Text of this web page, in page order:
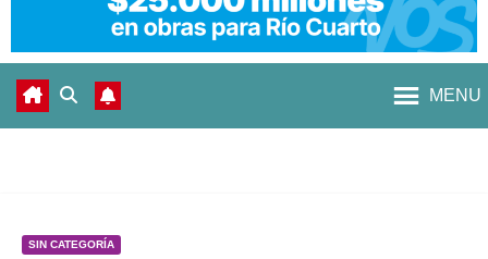
MENU
SIN CATEGORÍA